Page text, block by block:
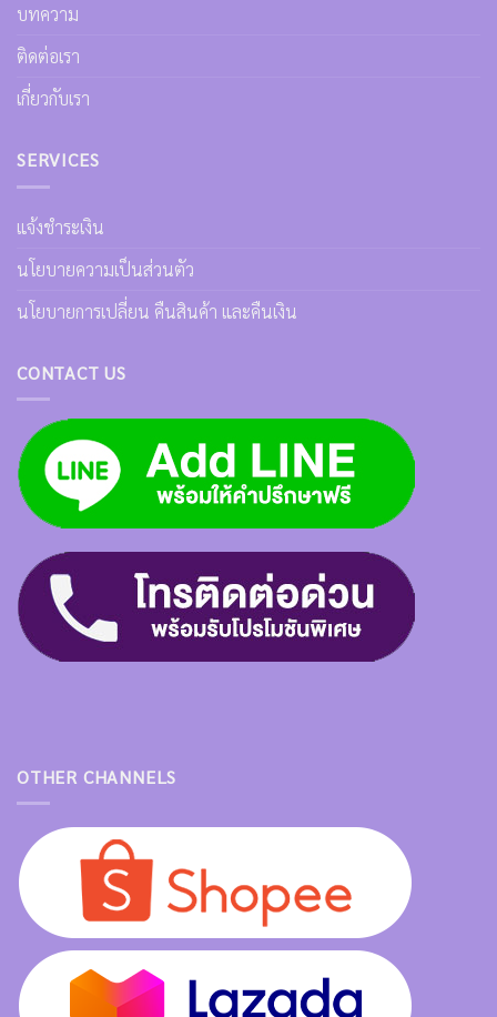
บทความ
ติดต่อเรา
เกี่ยวกับเรา
SERVICES
แจ้งชำระเงิน
นโยบายความเป็นส่วนตัว
นโยบายการเปลี่ยน คืนสินค้า และคืนเงิน
CONTACT US
OTHER CHANNELS